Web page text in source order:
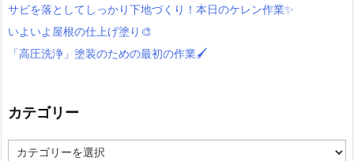
サビを落としてしっかり下地づくり！本日のケレン作業✨
いよいよ屋根の仕上げ塗り🎨
「高圧洗浄」塗装のための最初の作業🖌️
カテゴリー